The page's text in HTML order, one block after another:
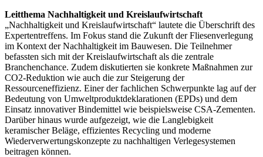
Leitthema Nachhaltigkeit und Kreislaufwirtschaft
„Nachhaltigkeit und Kreislaufwirtschaft“ lautete die Überschrift des
Expertentreffens. Im Fokus stand die Zukunft der Fliesenverlegung
im Kontext der Nachhaltigkeit im Bauwesen. Die Teilnehmer
befassten sich mit der Kreislaufwirtschaft als die zentrale
Branchenchance. Zudem diskutierten sie konkrete Maßnahmen zur
CO2-Reduktion wie auch die zur Steigerung der
Ressourceneffizienz. Einer der fachlichen Schwerpunkte lag auf der
Bedeutung von Umweltproduktdeklarationen (EPDs) und dem
Einsatz innovativer Bindemittel wie beispielsweise CSA-Zementen.
Darüber hinaus wurde aufgezeigt, wie die Langlebigkeit
keramischer Beläge, effizientes Recycling und moderne
Wiederverwertungskonzepte zu nachhaltigen Verlegesystemen
beitragen können.